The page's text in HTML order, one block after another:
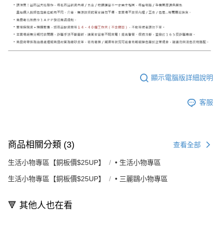
顯示電腦版詳細說明
客服
商品相關分類 (3) 查看全部
生活小物專區【銅板價$25UP】 • 生活小物專區
生活小物專區【銅板價$25UP】 • 三麗鷗小物專區
🔻 其他人也在看